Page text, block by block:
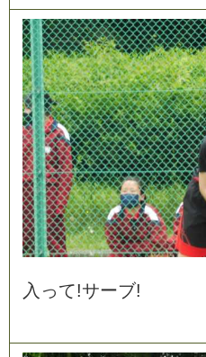
入 って!サーブ!